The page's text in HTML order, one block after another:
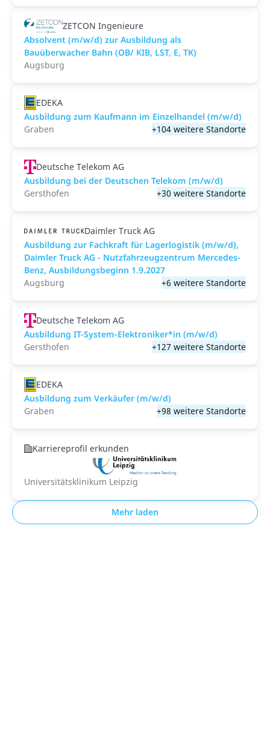
ZETCON Ingenieure
Absolvent (m/w/d) zur Ausbildung als
Bauüberwacher Bahn (OB/ KIB, LST, E, TK)
Augsburg
EDEKA
Ausbildung zum Kaufmann im Einzelhandel (m/w/d)
Graben
+104 weitere Standorte
Deutsche Telekom AG
Ausbildung bei der Deutschen Telekom (m/w/d)
Gersthofen
+30 weitere Standorte
Daimler Truck AG
Ausbildung zur Fachkraft für Lagerlogistik (m/w/d),
Daimler Truck AG - Nutzfahrzeugzentrum Mercedes-
Benz, Ausbildungsbeginn 1.9.2027
Augsburg
+6 weitere Standorte
Deutsche Telekom AG
Ausbildung IT-System-Elektroniker*in (m/w/d)
Gersthofen
+127 weitere Standorte
EDEKA
Ausbildung zum Verkäufer (m/w/d)
Graben
+98 weitere Standorte
Karriereprofil erkunden
Universitätsklinikum Leipzig
Mehr laden